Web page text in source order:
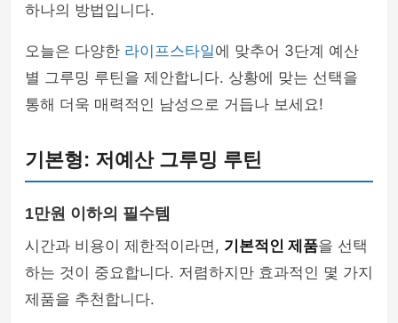
하나의 방법입니다.
오늘은 다양한 라이프스타일에 맞추어 3단계 예산
별 그루밍 루틴을 제안합니다. 상황에 맞는 선택을
통해 더욱 매력적인 남성으로 거듭나 보세요!
기본형: 저예산 그루밍 루틴
1만원 이하의 필수템
시간과 비용이 제한적이라면, 기본적인 제품을 선택
하는 것이 중요합니다. 저렴하지만 효과적인 몇 가지
제품을 추천합니다.